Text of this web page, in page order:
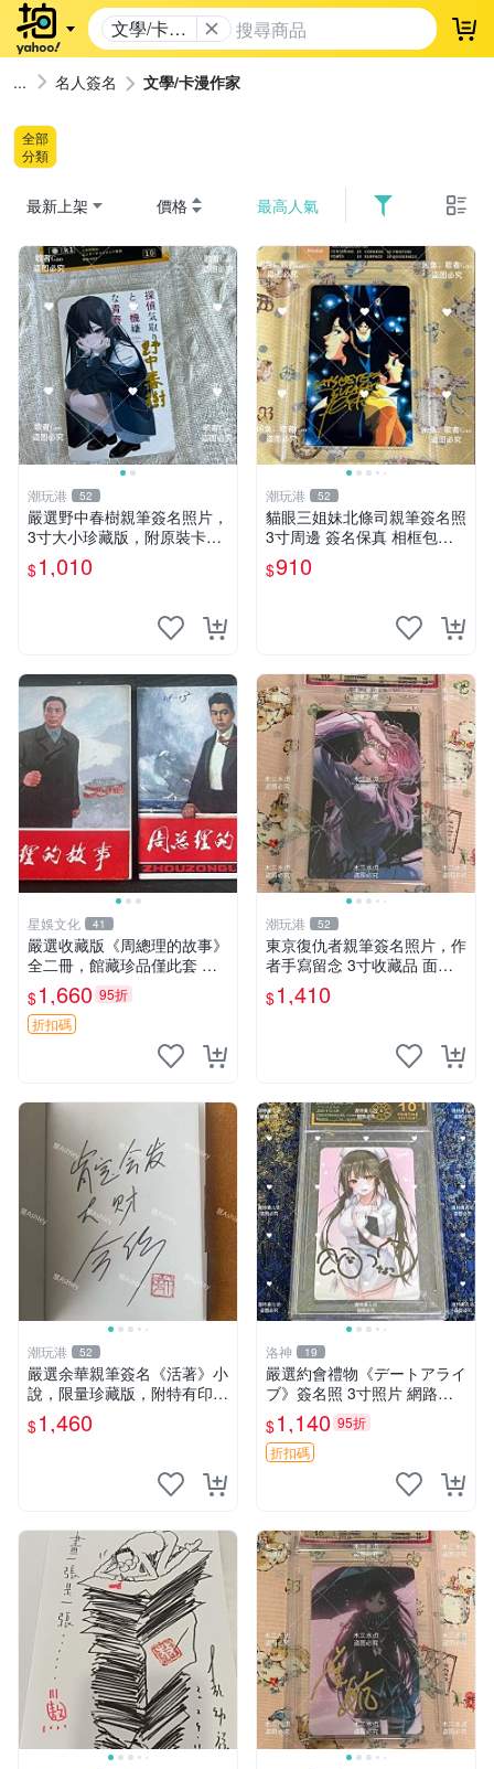
文學/卡漫
作家
登
名人簽名 文學/卡漫作家
全部
分類
最新上架 價格 最高人氣
潮玩港 52
嚴選野中春樹親筆簽名照片，
3寸大小珍藏版，附原裝卡
磚。青春探偵迷必收！ 青春
時代、探案主題 現場簽名照
$1,010
潮玩港 52
貓眼三姐妹北條司親筆簽名照
3寸周邊 簽名保真 相框包裝
貓眼三姐妹 北條司 周邊 貓眼
三姐妹 簽名照 包裝相框
$910
星娛文化 41
嚴選收藏版《周總理的故事》
全二冊，館藏珍品僅此套 周
總理 故事 紀念畫冊
$1,660 95折
折扣碼
潮玩港 52
東京復仇者親筆簽名照片，作
者手寫留念 3寸收藏品 面簽
珍藏 東京裡ベンジャーズ 畫
家原創 約3x5.5cm 簽名版 國
$1,410
潮玩港 52
嚴選余華親筆簽名《活著》小
說，限量珍藏版，附特有印
章。 活著 小說 簽名書
$1,460
洛神 19
嚴選約會禮物《デートアライ
ブ》簽名照 3寸照片 網路原
圖 實物美 希望與你見面 デー
トアライブ 簽名照 收藏品
$1,140 95折
折扣碼